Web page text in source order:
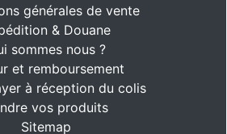
générales de vente
& Douane
sommes nous ?
et remboursement
à réception du colis
vos produits
Sitemap